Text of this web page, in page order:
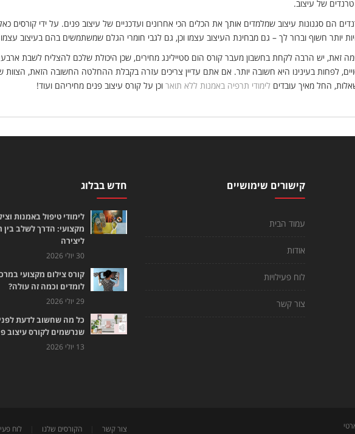
טרנדים של עיצוב.
הם סגנונות עיצוב שמלמדים אותך את הכלים הכי אחרונים ועדכניים של עיצוב פנים. על ידי קורסים
יותר חשוף וברור לך – גם מבחינת העיצוב עצמו וכן, גם לגבי חומרי הגלם שמשתמשים בהם בעיצוב
זאת, יש הרבה לקחת בחשבון מעבר קורס הום סטיילינג מחירים, שכן היכולת שלכם להצליח לשבת
לפחות בעינינו היא חשובה יותר. אם אתם עדיין צריכים עזרה בקבלת ההחלטה החשובה הזאת,
החל מאיך עובדים לימודי תרפיה באמנות ללא תואר וכן על קורס עיצוב פנים מחיריהם ועוד!
קישורים שימושיים
עמוד הבית
אודות
לוח פעילויות
צור קשר
חדש בבלוג
לימודי טיפול באמנות
מקצועי: הדרך לשלב בין
ליצירה
30 יולי 2026
קורס צילום מקצועי
לומדים וכמה זה עולה?
29 יולי 2026
כל מה שחשוב לדעת
שנרשמים לקורס עיצוב
13 יולי 2026
צור קשר הקורסים שלנו לוח